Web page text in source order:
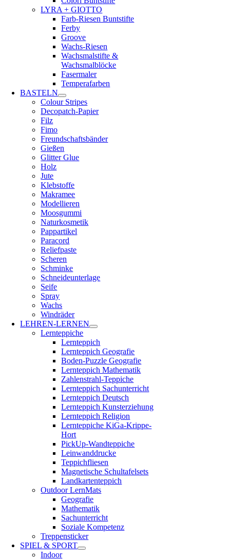
LYRA + GIOTTO
Farb-Riesen Buntstifte
Ferby
Groove
Wachs-Riesen
Wachsmalstifte &
Wachsmalblöcke
Fasermaler
Temperafarben
BASTELN
Colour Stripes
Decopatch-Papier
Filz
Fimo
Freundschaftsbänder
Gießen
Glitter Glue
Holz
Jute
Klebstoffe
Makramee
Modellieren
Moosgummi
Naturkosmetik
Pappartikel
Paracord
Reliefpaste
Scheren
Schminke
Schneideunterlage
Seife
Spray
Wachs
Windräder
LEHREN-LERNEN
Lernteppiche
Lernteppich
Lernteppich Geografie
Boden-Puzzle Geografie
Lernteppich Mathematik
Zahlenstrahl-Teppiche
Lernteppich Sachunterricht
Lernteppich Deutsch
Lernteppich Kunsterziehung
Lernteppich Religion
Lernteppiche KiGa-Krippe-
Hort
PickUp-Wandteppiche
Leinwanddrucke
Teppichfliesen
Magnetische Schultafelsets
Landkartenteppich
Outdoor LernMats
Geografie
Mathematik
Sachunterricht
Soziale Kompetenz
Treppensticker
SPIEL & SPORT
Indoor